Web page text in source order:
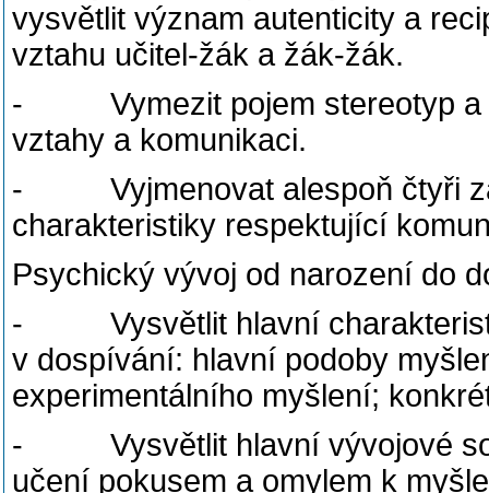
vysvětlit význam autenticity a
vztahu učitel-žák a žák-žák.
- Vymezit pojem stereotyp a
vztahy a komunikaci.
- Vyjmenovat alespoň čtyři
charakteristiky respektující
Psychický vývoj od narození do
- Vysvětlit hlavní
v dospívání: hlavní podoby
experimentálního myšlení;
- Vysvětlit hlavní vývojové
učení pokusem a omylem k